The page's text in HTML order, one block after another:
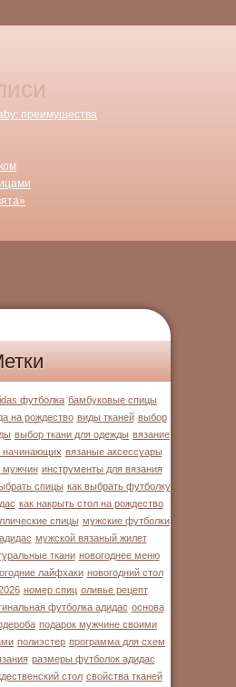
преимущества
футболка бамбуковые спицы
на рождество виды тканей выбор
выбор ткани для одежды вязание
начинающих вязаные аксессуары
мужчин инструменты для вязания
спицы как выбрать футболку
как накрыть стол на рождество
спицы мужские футболки
адидас мужской вязаный жилет
ткани новогоднее меню
лайфхаки новогодний стол
номер спиц оливье рецепт
футболка адидас основа
подарок мужчине своими
полиэстер программа для схем
размеры футболок адидас
стол свойства тканей